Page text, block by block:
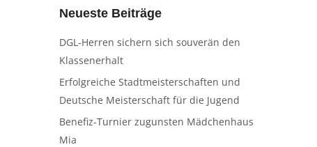
Neueste Beiträge
DGL-Herren sichern sich souverän den
Klassenerhalt
Erfolgreiche Stadtmeisterschaften und
Deutsche Meisterschaft für die Jugend
Benefiz-Turnier zugunsten Mädchenhaus
Mia